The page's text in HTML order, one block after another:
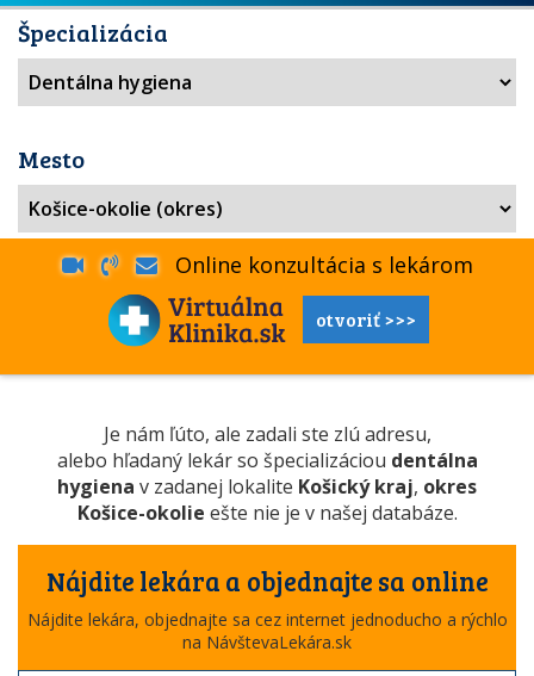
Špecializácia
Mesto
Online konzultácia s lekárom
otvoriť >>>
Je nám ľúto, ale zadali ste zlú adresu,
alebo hľadaný lekár so špecializáciou dentálna
hygiena v zadanej lokalite Košický kraj, okres
Košice-okolie ešte nie je v našej databáze.
Nájdite lekára a objednajte sa online
Nájdite lekára, objednajte sa cez internet jednoducho a rýchlo
na NávštevaLekára.sk